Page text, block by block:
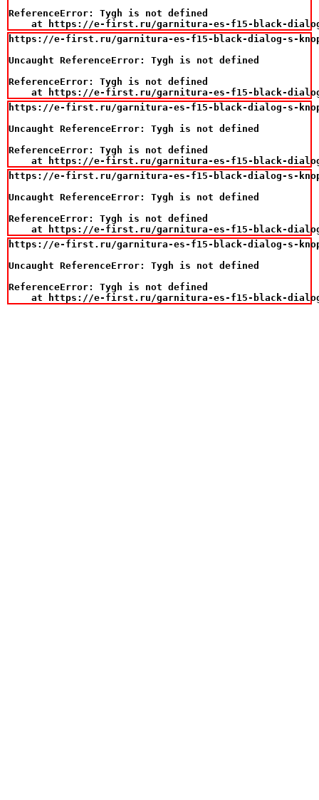
ReferenceError: Tygh is not defined
at https://e-first.ru/garnitura-es-f15-black-
https://e-first.ru/garnitura-es-f15-black-dialog-s-
Uncaught ReferenceError: Tygh is not defined
ReferenceError: Tygh is not defined
at https://e-first.ru/garnitura-es-f15-black-
https://e-first.ru/garnitura-es-f15-black-dialog-s-
Uncaught ReferenceError: Tygh is not defined
ReferenceError: Tygh is not defined
at https://e-first.ru/garnitura-es-f15-black-
https://e-first.ru/garnitura-es-f15-black-dialog-s-
Uncaught ReferenceError: Tygh is not defined
ReferenceError: Tygh is not defined
at https://e-first.ru/garnitura-es-f15-black-
https://e-first.ru/garnitura-es-f15-black-dialog-s-
Uncaught ReferenceError: Tygh is not defined
ReferenceError: Tygh is not defined
at https://e-first.ru/garnitura-es-f15-black-